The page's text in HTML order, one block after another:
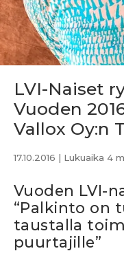
LVI-Naiset
Vuoden
Vallox Oy:n
17.10.2016 | Lukuaika 4
Vuoden LVI-
“Palkinto on
taustalla
puurtajille”